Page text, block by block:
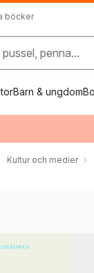
böcker
penna...
Barn & ungdom
Kultur och medier